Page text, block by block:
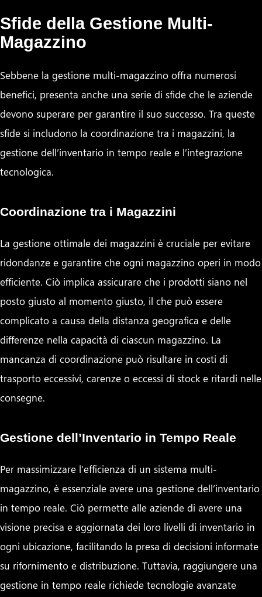
Sfide della Gestione Multi-
Magazzino
Sebbene la gestione multi-magazzino offra numerosi
benefici, presenta anche una serie di sfide che le aziende
devono superare per garantire il suo successo. Tra queste
sfide si includono la coordinazione tra i magazzini, la
gestione dell’inventario in tempo reale e l’integrazione
tecnologica.
Coordinazione tra i Magazzini
La gestione ottimale dei magazzini è cruciale per evitare
ridondanze e garantire che ogni magazzino operi in modo
efficiente. Ciò implica assicurare che i prodotti siano nel
posto giusto al momento giusto, il che può essere
complicato a causa della distanza geografica e delle
differenze nella capacità di ciascun magazzino. La
mancanza di coordinazione può risultare in costi di
trasporto eccessivi, carenze o eccessi di stock e ritardi nelle
consegne.
Gestione dell’Inventario in Tempo Reale
Per massimizzare l’efficienza di un sistema multi-
magazzino, è essenziale avere una gestione dell’inventario
in tempo reale. Ciò permette alle aziende di avere una
visione precisa e aggiornata dei loro livelli di inventario in
ogni ubicazione, facilitando la presa di decisioni informate
su rifornimento e distribuzione. Tuttavia, raggiungere una
gestione in tempo reale richiede tecnologie avanzate